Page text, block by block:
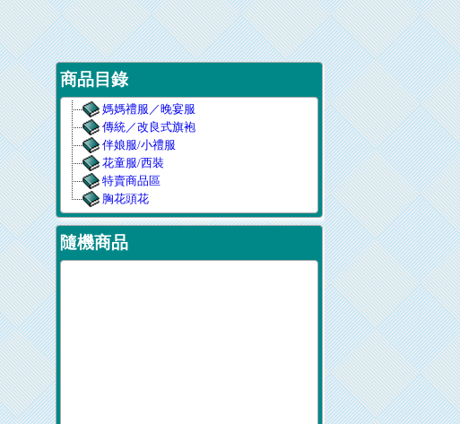
商品目錄
媽媽禮服／晚宴服
傳統／改良式旗袍
伴娘服/小禮服
花童服/西裝
特賣商品區
胸花頭花
隨機商品